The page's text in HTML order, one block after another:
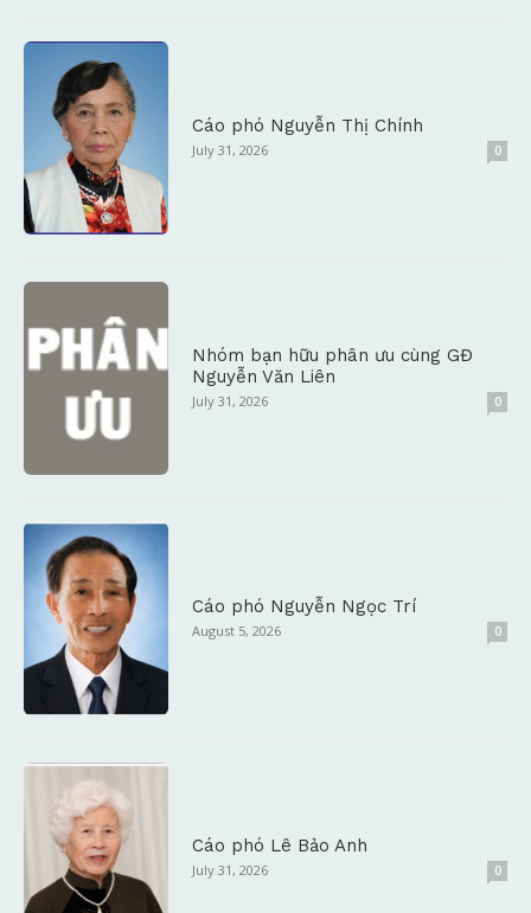
Cáo phó Nguyễn Thị Chính
July 31, 2026 0
Nhóm bạn hữu phân ưu cùng GĐ
Nguyễn Văn Liên
July 31, 2026 0
Cáo phó Nguyễn Ngọc Trí
August 5, 2026 0
Cáo phó Lê Bảo Anh
July 31, 2026 0